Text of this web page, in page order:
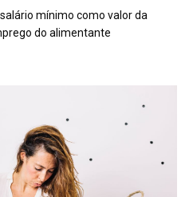
mínimo como valor da
do alimentante